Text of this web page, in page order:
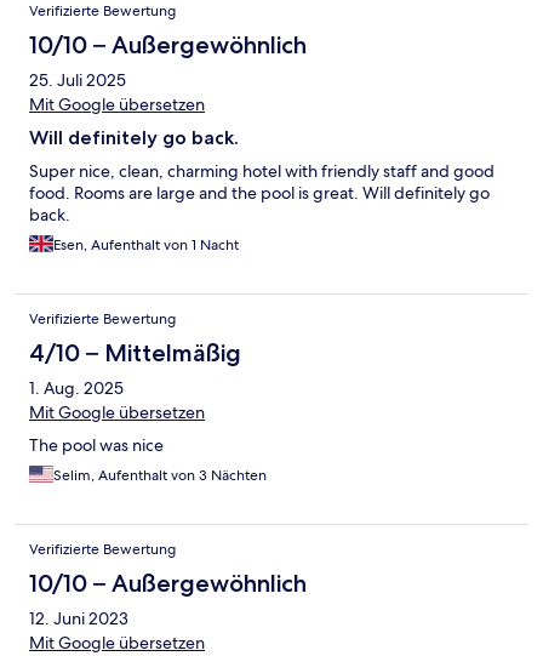
Verifizierte Bewertung
10/10 – Außergewöhnlich
25. Juli 2025
Mit Google übersetzen
Will definitely go back.
Super nice, clean, charming hotel with friendly staff and good
food. Rooms are large and the pool is great. Will definitely go
back.
Esen, Aufenthalt von 1 Nacht
Verifizierte Bewertung
4/10 – Mittelmäßig
1. Aug. 2025
Mit Google übersetzen
The pool was nice
Selim, Aufenthalt von 3 Nächten
Verifizierte Bewertung
10/10 – Außergewöhnlich
12. Juni 2023
Mit Google übersetzen